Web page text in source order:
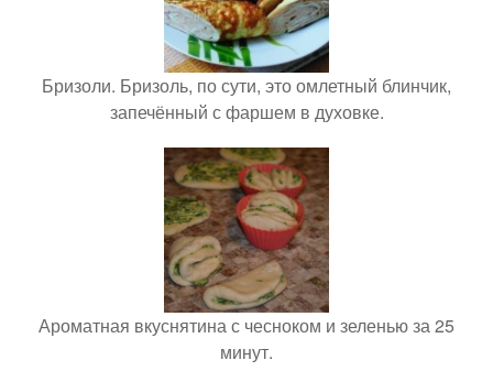
Бризоли. Бризоль, по сути, это омлетный блинчик,
запечённый с фаршем в духовке.
Ароматная вкуснятина с чесноком и зеленью за 25
минут.